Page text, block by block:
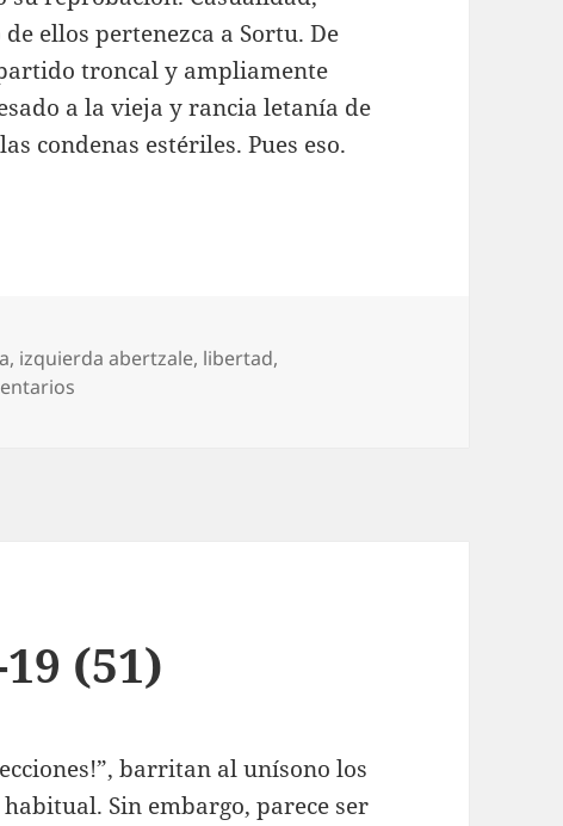
ellos pertenezca a Sortu. De
troncal y ampliamente
a la vieja y rancia letanía de
condenas estériles. Pues eso.
, izquierda abertzale, libertad,
(51)
barritan al unísono los
Sin embargo, parece ser